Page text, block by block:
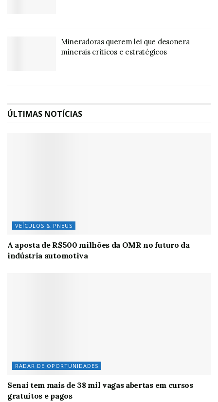
Mineradoras querem lei que desonera
minerais críticos e estratégicos
ÚLTIMAS NOTÍCIAS
VEÍCULOS & PNEUS
A aposta de R$500 milhões da OMR no futuro da
indústria automotiva
RADAR DE OPORTUNIDADES
Senai tem mais de 38 mil vagas abertas em cursos
gratuitos e pagos